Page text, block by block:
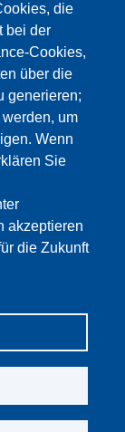
die
bei der
Cookies,
über die
generieren;
um
Wenn
Sie
akzeptieren
die Zukunft
что
приняты.